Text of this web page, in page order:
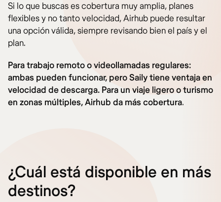
Si lo que buscas es cobertura muy amplia, planes
flexibles y no tanto velocidad, Airhub puede resultar
una opción válida, siempre revisando bien el país y el
plan.
Para trabajo remoto o videollamadas regulares:
ambas pueden funcionar, pero Saily tiene ventaja en
velocidad de descarga. Para un viaje ligero o turismo
en zonas múltiples, Airhub da más cobertura.
¿Cuál está disponible en más
destinos?